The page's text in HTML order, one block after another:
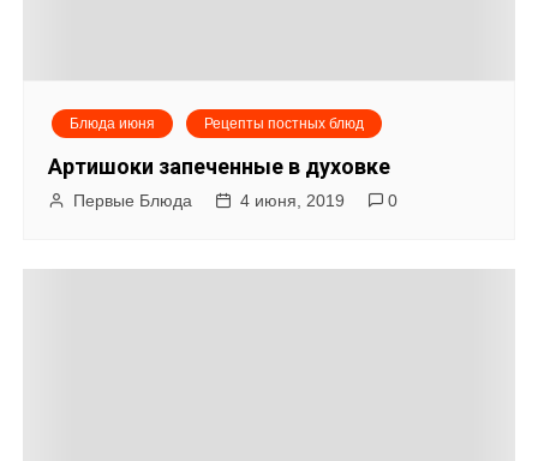
Блюда июня Рецепты постных блюд
Артишоки запеченные в духовке
Первые Блюда 4 июня, 2019 0